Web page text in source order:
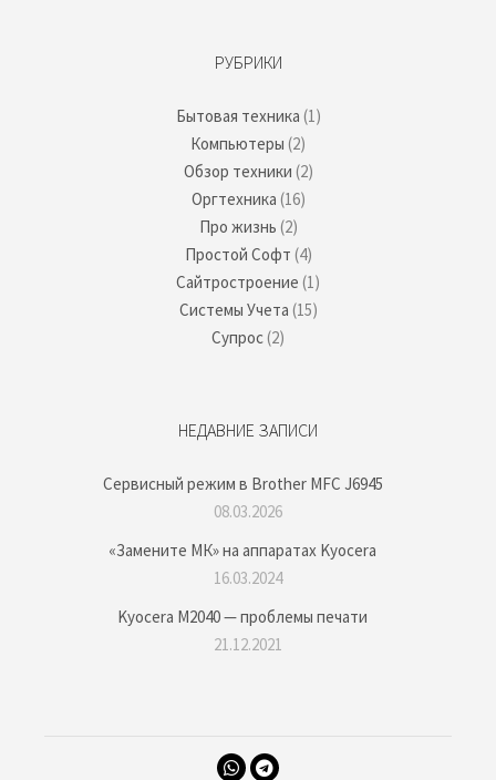
РУБРИКИ
Бытовая техника (1)
Компьютеры (2)
Обзор техники (2)
Оргтехника (16)
Про жизнь (2)
Простой Софт (4)
Сайтростроение (1)
Системы Учета (15)
Супрос(2)
НЕДАВНИЕ ЗАПИСИ
Сервисный режим в Brother MFC J6945
08.03.2026
«Замените МК» на аппаратах Kyocera
16.03.2024
Kyocera M2040 — проблемы печати
21.12.2021